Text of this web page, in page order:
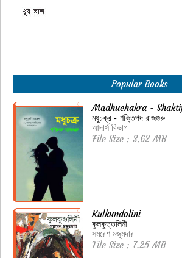
Popular Books
Madhuchakra -
মধুচক্র - শক্তিপদ রাজগুরু
আদার্স বিভাগ
File Size : 3.62 MB
Kulkundolini
কুলকু্ত্তলিনী
সমরেশ মজুমদার
File Size : 7.25 MB